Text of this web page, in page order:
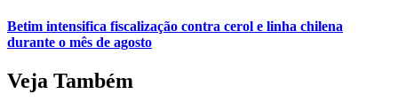
Betim intensifica fiscalização contra cerol e linha chilena
durante o mês de agosto
Veja Também